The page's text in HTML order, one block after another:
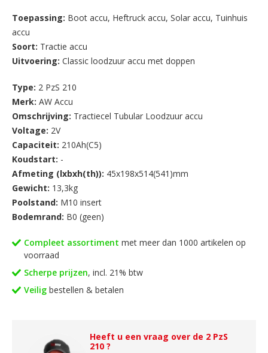
Toepassing: Boot accu, Heftruck accu, Solar accu, Tuinhuis
accu
Soort: Tractie accu
Uitvoering: Classic loodzuur accu met doppen
Type: 2 PzS 210
Merk: AW Accu
Omschrijving: Tractiecel Tubular Loodzuur accu
Voltage: 2V
Capaciteit: 210Ah(C5)
Koudstart: -
Afmeting (lxbxh(th)): 45x198x514(541)mm
Gewicht: 13,3kg
Poolstand: M10 insert
Bodemrand: B0 (geen)
Compleet assortiment met meer dan 1000 artikelen op
voorraad
Scherpe prijzen, incl. 21% btw
Veilig bestellen & betalen
Heeft u een vraag over de 2 PzS
210 ?